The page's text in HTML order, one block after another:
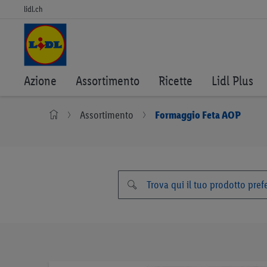
lidl.ch
Azione Assortimento Ricette Lidl Plus
Assortimento Formaggio Feta AOP